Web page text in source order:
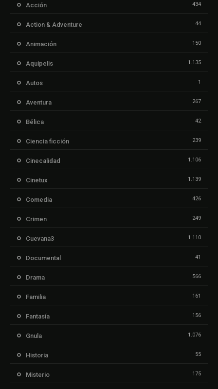
Acción 434
Action & Adventure 44
Animación 150
Aquipelis 1.135
Autos 1
Aventura 267
Bélica 42
Ciencia ficción 239
Cinecalidad 1.106
Cinetux 1.139
Comedia 426
Crimen 249
Cuevana3 1.110
Documental 41
Drama 566
Familia 161
Fantasía 156
Gnula 1.076
Historia 55
Misterio 175